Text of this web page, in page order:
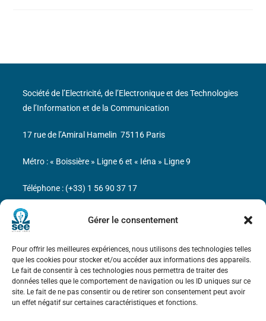
Gérer le consentement
Pour offrir les meilleures expériences, nous utilisons des technologies telles
que les cookies pour stocker et/ou accéder aux informations des appareils.
Le fait de consentir à ces technologies nous permettra de traiter des
données telles que le comportement de navigation ou les ID uniques sur ce
site. Le fait de ne pas consentir ou de retirer son consentement peut avoir
un effet négatif sur certaines caractéristiques et fonctions.
Bicentenaire des découvertes d’André-
Marie Ampère
Mentions légales
Société de l’Electricité, de l’Electronique et des Technologies
de l’Information et de la Communication
17 rue de l’Amiral Hamelin 75116 Paris
Métro : « Boissière » Ligne 6 et « Iéna » Ligne 9
Téléphone : (+33) 1 56 90 37 17
N° de SIREN : 785 393 232, Code APE : 9412Z TVA intra-
communautaire : FR44 785 393 232